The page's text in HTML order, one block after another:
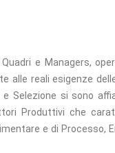
e Managers,
alle reali esigenze
si sono
Produttivi che
e di Processo,